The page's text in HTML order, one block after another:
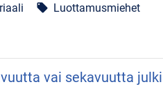
local_offer Luottamusmiehet
vai sekavuutta